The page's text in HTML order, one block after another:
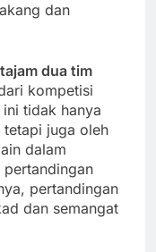
dan
dua tim
kompetisi
tidak hanya
juga oleh
dalam
pertandingan
pertandingan
dan semangat